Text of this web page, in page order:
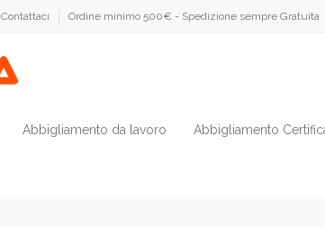
Contattaci Ordine minimo 500€ - Spedizione sempre Gratuita
Abbigliamento da lavoro Abbigliamento